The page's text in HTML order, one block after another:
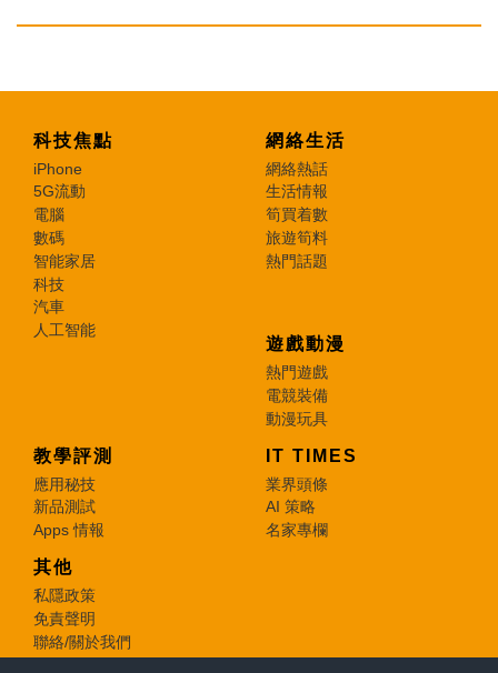
科技焦點
iPhone
5G流動
電腦
數碼
智能家居
科技
汽車
人工智能
網絡生活
網絡熱話
生活情報
筍買着數
旅遊筍料
熱門話題
遊戲動漫
熱門遊戲
電競裝備
動漫玩具
教學評測
應用秘技
新品測試
Apps 情報
IT TIMES
業界頭條
AI 策略
名家專欄
其他
私隱政策
免責聲明
聯絡/關於我們